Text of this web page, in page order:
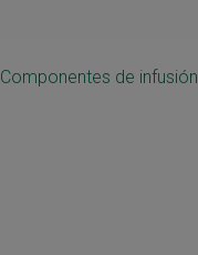
Componentes de infusión